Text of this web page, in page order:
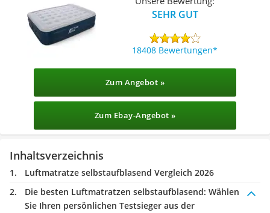
SEHR GUT
18408 Bewertungen
Zum Angebot »
Zum Ebay-Angebot »
Inhaltsverzeichnis
Luftmatratze selbstaufblasend Vergleich 2026
Die besten Luftmatratzen selbstaufblasend: Wählen
Sie Ihren persönlichen Testsieger aus der